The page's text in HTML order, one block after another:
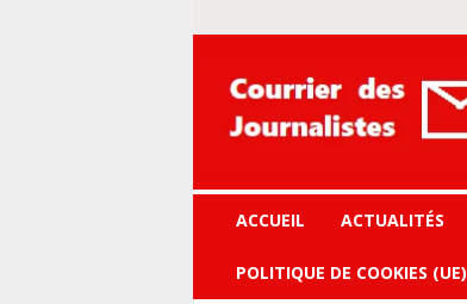
journalistes
ACCUEIL ACTUALITÉS
POLITIQUE DE COOKIES (UE)